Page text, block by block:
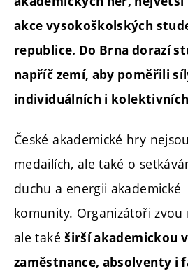
akce vysokoškolských
republice. Do Brna dorazí
napříč zemí, aby poměřili
individuálních i
České akademické hry
medailích, ale také o
duchu a energii akademické
komunity. Organizátoři zvou
ale takéširší akademickou
zaměstnance, absolventy i